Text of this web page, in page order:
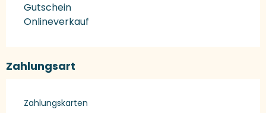
Gutschein
Onlineverkauf
Zahlungsart
Zahlungskarten